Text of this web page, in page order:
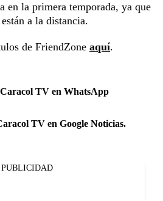
en la primera temporada, ya que
a la distancia.
de FriendZone aquí.
Caracol TV en WhatsApp
TV en Google Noticias.
PUBLICIDAD